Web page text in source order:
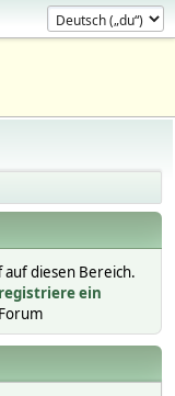
diesen Bereich.
registriere ein